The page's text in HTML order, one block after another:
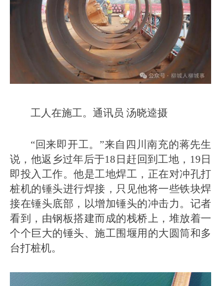
工人在施工。通讯员 汤晓逵摄
“回来即开工。”来自四川南充的蒋先生
说，他返乡过年后于18日赶回到工地，19日
即投入工作。他是工地焊工，正在对冲孔打
桩机的锤头进行焊接，只见他将一些铁块焊
接在锤头底部，以增加锤头的冲击力。记者
看到，由钢板搭建而成的栈桥上，堆放着一
个个巨大的锤头、施工围堰用的大圆筒和多
台打桩机。